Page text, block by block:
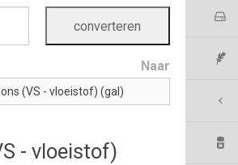
Naar
- vloeistof)